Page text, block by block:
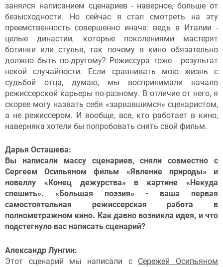
занялся написанием сценариев - наверное, больше от
безысходности. Но сейчас я стал смотреть на эту
преемственность совершенно иначе: ведь в Италии -
целые династии, которые поколениями мастерят
ботинки или стулья, так почему в кино обязательно
должно быть по-другому? Режиссура тоже - результат
некой случайности. Если сравнивать мою жизнь с
судьбой отца, думаю, мы воспринимали начало
режиссерской карьеры по-разному. В отличие от него, я
скорее могу назвать себя «зарвавшимся» сценаристом,
а не режиссером. И вообще, все, кто работает в кино,
наверняка хотели бы попробовать снять свой фильм.
Дарья Осташева:
Вы написали массу сценариев, сняли совместно с
Сергеем Осипьяном фильм «Явление природы» и
новеллу «Конец дежурства» в картине «Некуда
спешить». «Большая поэзия» - ваша первая
самостоятельная режиссерская работа в
полнометражном кино. Как давно возникла идея, и что
подстегнуло вас написать сценарий?
Александр Лунгин:
Этот сценарий мы написали с Сережей Осипьяном